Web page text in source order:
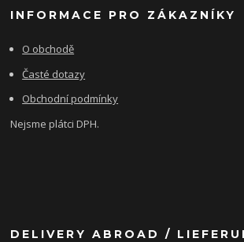
INFORMACE PRO ZÁKAZNÍKY
O obchodě
Časté dotazy
Obchodní podmínky
Nejsme plátci DPH.
DELIVERY ABROAD /